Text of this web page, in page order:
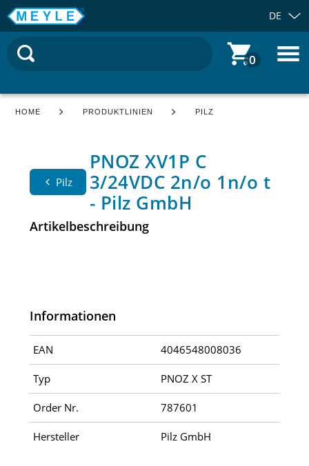
DE
0
HOME PRODUKTLINIEN PILZ
Pilz
PNOZ XV1P C
3/24VDC 2n/o 1n/o t
- Pilz GmbH
Artikelbeschreibung
Informationen
EAN 4046548008036
Typ PNOZ X ST
Order Nr. 787601
Hersteller Pilz GmbH